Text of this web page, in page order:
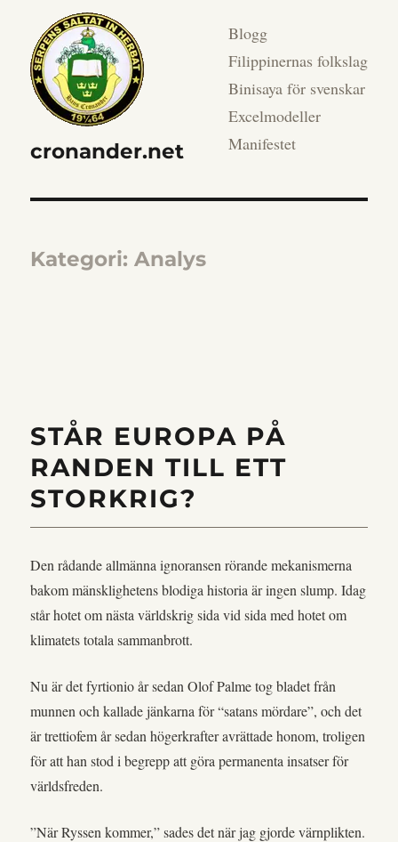
cronander.net
Blogg
Filippinernas folkslag
Binisaya för svenskar
Excelmodeller
Manifestet
Kategori:Analys
STÅR EUROPA PÅ
RANDEN TILL ETT
STORKRIG?
Den rådande allmänna ignoransen rörande mekanismerna
bakom mänsklighetens blodiga historia är ingen slump. Idag
står hotet om nästa världskrig sida vid sida med hotet om
klimatets totala sammanbrott.
Nu är det fyrtionio år sedan Olof Palme tog bladet från
munnen och kallade jänkarna för “satans mördare”, och det
är trettiofem år sedan högerkrafter avrättade honom, troligen
för att han stod i begrepp att göra permanenta insatser för
världsfreden.
”När Ryssen kommer,” sades det när jag gjorde värnplikten.